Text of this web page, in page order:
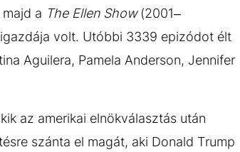
a The Ellen Show(2001–
volt. Utóbbi 3339 epizódot élt
Aguilera, Pamela Anderson, Jennifer
az amerikai elnökválasztás után
szánta el magát, aki Donald Trump